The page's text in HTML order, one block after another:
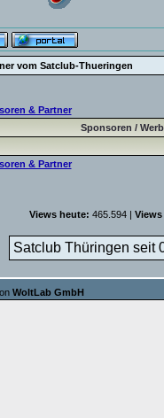
vom Satclub-Thueringen
& Partner
Sponsoren /
& Partner
Views heute: 465.594 |
Satclub Thüringen seit
WoltLab GmbH